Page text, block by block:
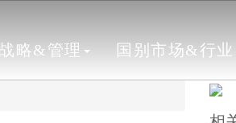
略&管理 国别市场&行业